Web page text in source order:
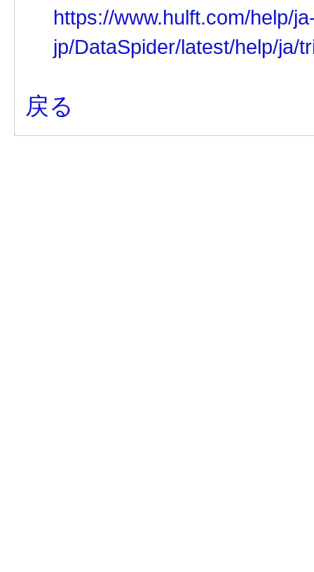
https://www.hulft.com/help/
jp/DataSpider/latest/help/ja/
戻る